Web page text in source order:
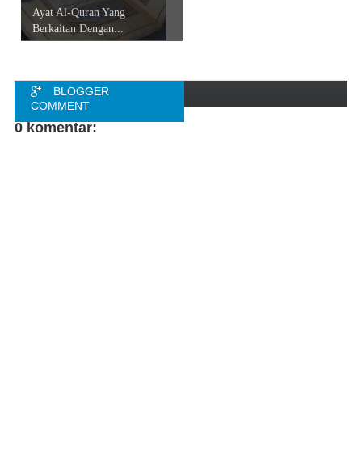
Ayat Al-Quran Yang
Berkaitan Dengan...
BLOGGER
COMMENT
0 komentar: